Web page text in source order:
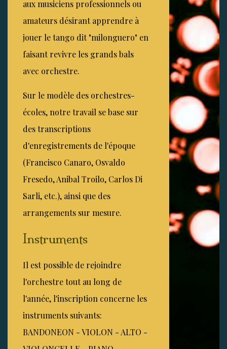
aux musiciens professionnels ou
amateurs désirant apprendre à
jouer le tango dit "milonguero" en
faisant revivre les grands bals
avec orchestre.
Sur le modèle des orchestres-
écoles, notre travail se base sur
des transcriptions
d'enregistrements de l'époque
(Francisco Canaro, Osvaldo
Fresedo, Anibal Troilo, Carlos Di
Sarli, etc.), ainsi que des
arrangements sur mesure.
Instruments
Il est possible de rejoindre
l'orchestre tout au long de
l'année, l'inscription concerne les
instruments suivants:
BANDONEON - VIOLON - ALTO -